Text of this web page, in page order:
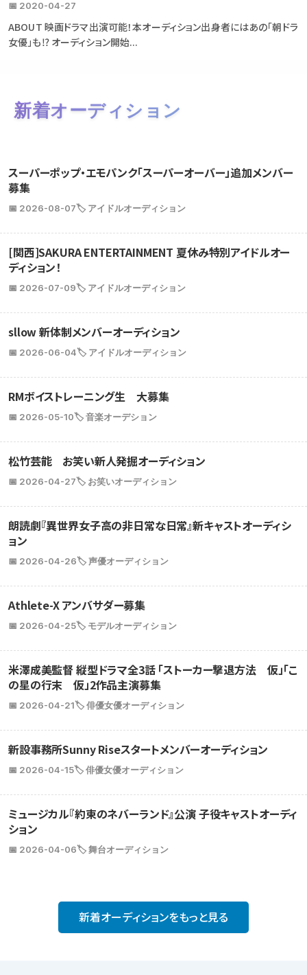
📅 2020-04-27
ABOUT 映画ドラマ出演可能！本オーディション出身者にはあの「朝ドラ
女優」も⁉ オーディション開始...
新着オーディション
スーパーポップ・エモパンク「スーパーオーバー」追加メンバー
募集
📅 2026-08-07🏷️ アイドルオーディション
[関西]SAKURA ENTERTAINMENT 夏休み特別アイドルオー
ディション！
📅 2026-07-09🏷️ アイドルオーディション
sllow 新体制メンバーオーディション
📅 2026-06-04🏷️ アイドルオーディション
RMボイストレーニング生 大募集
📅 2026-05-10🏷️ 音楽オーデション
松竹芸能 お笑い新人発掘オーディション
📅 2026-04-27🏷️ お笑いオーディション
朗読劇『異世界女子高の非日常な日常』新キャストオーディシ
ョン
📅 2026-04-26🏷️ 声優オーディション
Athlete-X アンバサダー募集
📅 2026-04-25🏷️ モデルオーディション
米澤成美監督 縦型ドラマ全3話 「ストーカー撃退方法 仮」「こ
の星の行末 仮」2作品主演募集
📅 2026-04-21🏷️ 俳優女優オーディション
新設事務所Sunny Riseスタートメンバーオーディション
📅 2026-04-15🏷️ 俳優女優オーディション
ミュージカル『約束のネバーランド』公演 子役キャストオーディ
ション
📅 2026-04-06🏷️ 舞台オーディション
新着オーディションをもっと見る